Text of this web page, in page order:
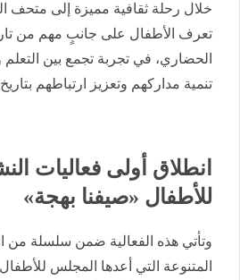
خلال رحلة ثقافية مميزة إلى متحف
تعرف الأطفال على جانبٍ مهم من
الحضاري، في تجربة تجمع بين
تنمية مداركهم وتعزيز ارتباطهم
انطلاق أولى فعاليات
للأطفال «صيفنا بهجة»
وتأتي هذه الفعالية ضمن سلسلة من
المتنوعة التي أعدها المجلس